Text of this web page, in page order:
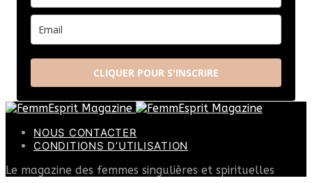
CLIQUER POUR S'INSCRIRE
NOUS CONTACTER
CONDITIONS D’UTILISATION
Le magazine des femmes singulières et spirituelles